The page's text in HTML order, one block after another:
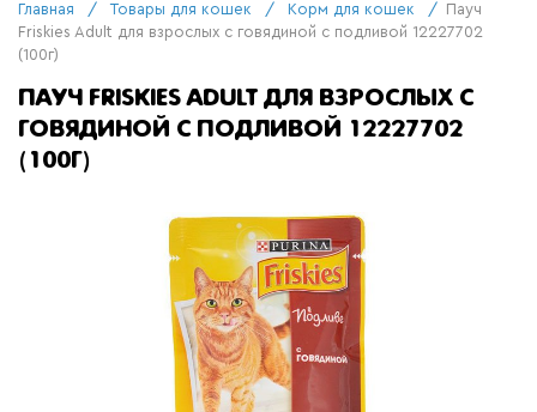
Главная / Товары для кошек / Корм для кошек /
Пауч
Friskies Adult для взрослых с говядиной с подливой 12227702
(100г)
ПАУЧ FRISKIES ADULT ДЛЯ ВЗРОСЛЫХ С
ГОВЯДИНОЙ С ПОДЛИВОЙ 12227702
(100Г)